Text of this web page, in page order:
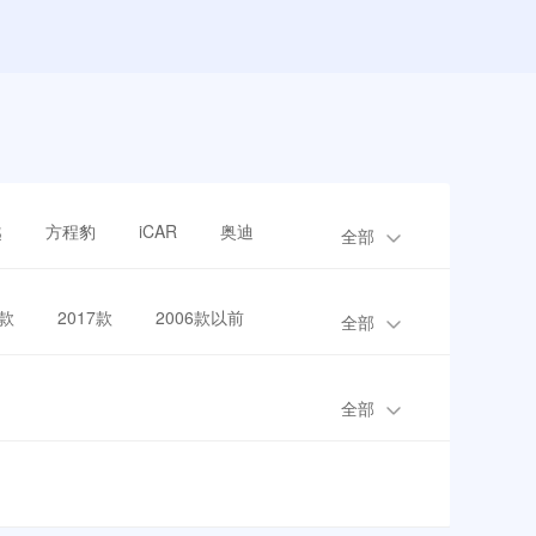
方程豹 iCAR 奥迪 全部
2017款 2006款以前 全部
全部